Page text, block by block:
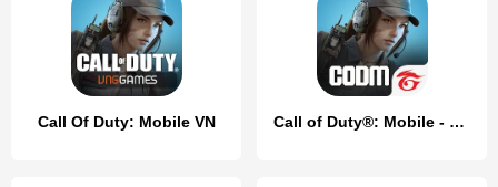
Call Of Duty: Mobile VN Call of Duty®: Mobile - Garena